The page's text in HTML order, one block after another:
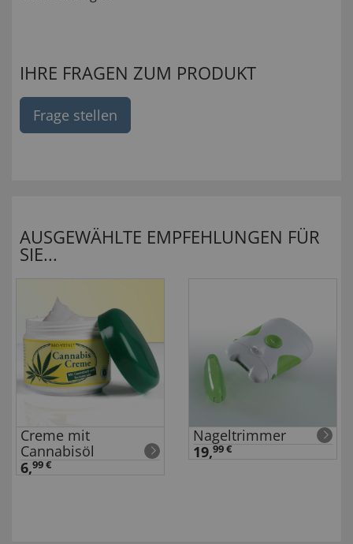
IHRE FRAGEN ZUM PRODUKT
Frage stellen
AUSGEWÄHLTE EMPFEHLUNGEN FÜR
SIE...
Creme mit
Cannabisöl
6,99 €
Nageltrimmer
19,99 €